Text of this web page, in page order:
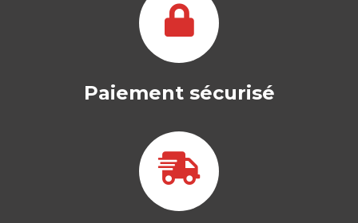
politique des administrateurs et des…
16,00
Paiement sécurisé